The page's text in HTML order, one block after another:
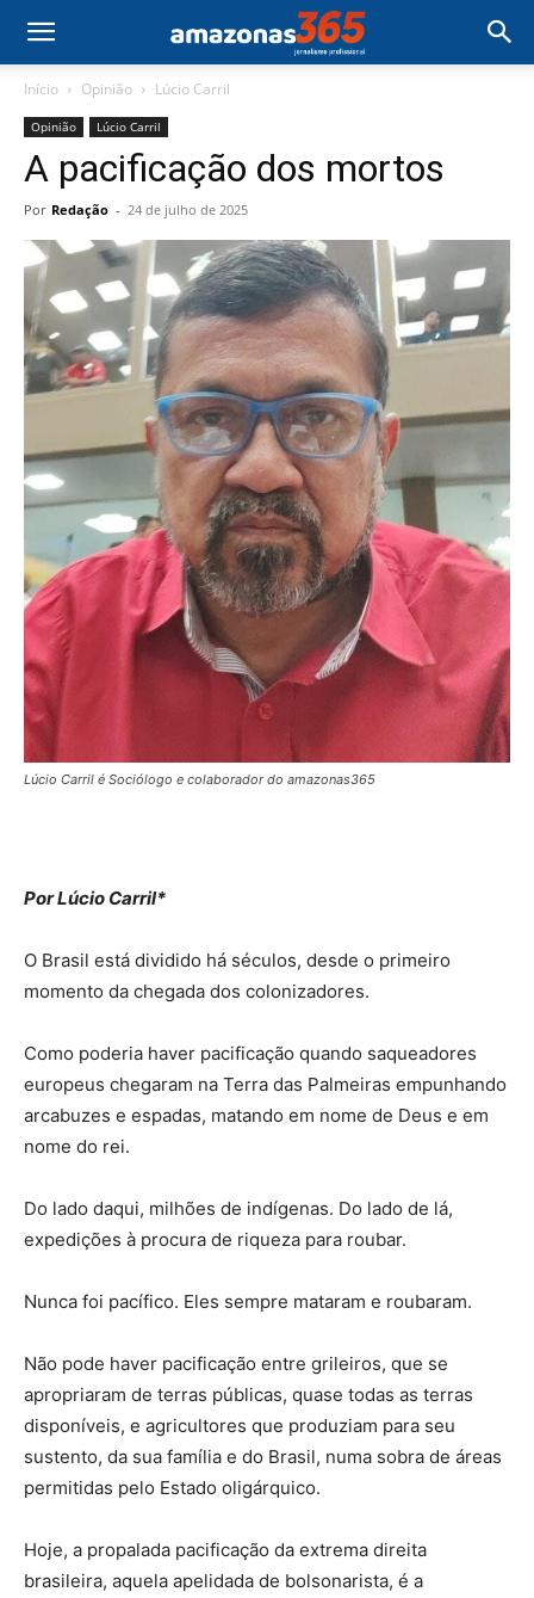
Início Opinião Lúcio Carril
Opinião Lúcio Carril
A pacificação dos mortos
Por Redação - 24 de julho de 2025
Lúcio Carril é Sociólogo e colaborador do amazonas365
Por Lúcio Carril*
O Brasil está dividido há séculos, desde o primeiro
momento da chegada dos colonizadores.
Como poderia haver pacificação quando saqueadores
europeus chegaram na Terra das Palmeiras empunhando
arcabuzes e espadas, matando em nome de Deus e em
nome do rei.
Do lado daqui, milhões de indígenas. Do lado de lá,
expedições à procura de riqueza para roubar.
Nunca foi pacífico. Eles sempre mataram e roubaram.
Não pode haver pacificação entre grileiros, que se
apropriaram de terras públicas, quase todas as terras
disponíveis, e agricultores que produziam para seu
sustento, da sua família e do Brasil, numa sobra de áreas
permitidas pelo Estado oligárquico.
Hoje, a propalada pacificação da extrema direita
brasileira, aquela apelidada de bolsonarista, é a